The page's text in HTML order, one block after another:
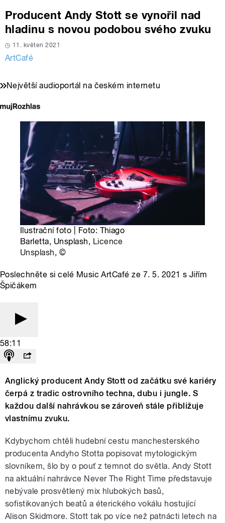
Producent Andy Stott se vynořil nad
hladinu s novou podobou svého zvuku
11. květen 2021
ArtCafé
Největší audioportál na českém internetu
Ilustrační foto | Foto: Thiago
Barletta, Unsplash, Licence
Unsplash, ©
Poslechněte si celé Music ArtCafé ze 7. 5. 2021 s Jiřím
Špičákem
58:11
Anglický producent Andy Stott od začátku své kariéry
čerpá z tradic ostrovního techna, dubu i jungle. S
každou další nahrávkou se zároveň stále přibližuje
vlastnímu zvuku.
Kdybychom chtěli hudební cestu manchesterského
producenta Andyho Stotta popisovat mytologickým
slovníkem, šlo by o pouť z temnot do světla. Andy Stott
na aktuální nahrávce Never The Right Time představuje
nebývale prosvětlený mix hlubokých basů,
sofistikovaných beatů a éterického vokálu hostující
Alison Skidmore. Stott tak po více než patnácti letech na